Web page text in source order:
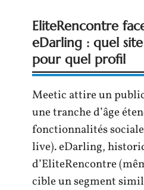
EliteRencontre
eDarling : quel
pour quel profil
Meetic attire un
une tranche d’âge
fonctionnalités
live). eDarling,
d’EliteRencontre
cible un segment